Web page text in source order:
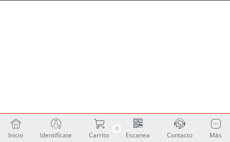
Inicio Identifícate
0
Carrito Escanea Contacto Más